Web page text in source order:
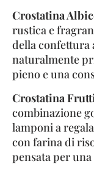
Crostatina
rustica e
della confettura
naturalmente
pieno e una
Crostatina
combinazione
lamponi a
con farina di
pensata per